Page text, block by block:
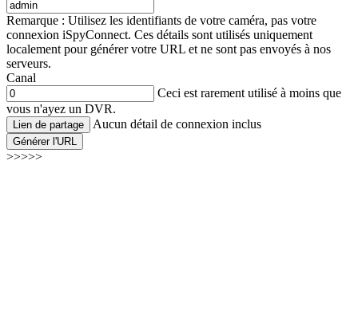
Remarque : Utilisez les identifiants de votre caméra, pas votre
connexion iSpyConnect. Ces détails sont utilisés uniquement
localement pour générer votre URL et ne sont pas envoyés à nos
serveurs.
Canal
Ceci est rarement utilisé à moins que
vous n'ayez un DVR.
Lien de partage Aucun détail de connexion inclus
Générer l'URL
>>>>>